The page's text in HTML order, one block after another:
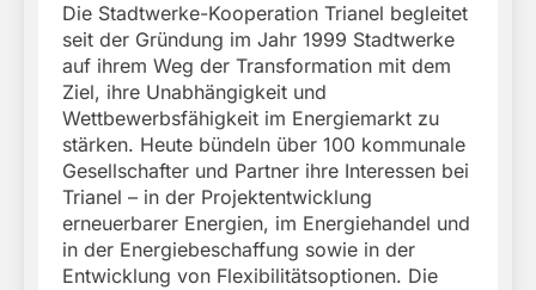
Die Stadtwerke-Kooperation Trianel begleitet
seit der Gründung im Jahr 1999 Stadtwerke
auf ihrem Weg der Transformation mit dem
Ziel, ihre Unabhängigkeit und
Wettbewerbsfähigkeit im Energiemarkt zu
stärken. Heute bündeln über 100 kommunale
Gesellschafter und Partner ihre Interessen bei
Trianel – in der Projektentwicklung
erneuerbarer Energien, im Energiehandel und
in der Energiebeschaffung sowie in der
Entwicklung von Flexibilitätsoptionen. Die